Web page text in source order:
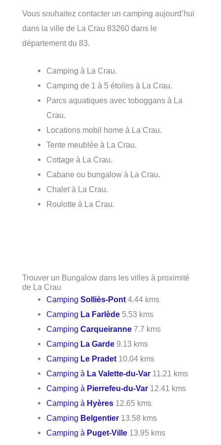
Vous souhaitez contacter un camping aujourd’hui
dans la ville de La Crau 83260 dans le
département du 83.
Camping à La Crau.
Camping de 1 à 5 étoiles à La Crau.
Parcs aquatiques avec toboggans à La
Crau.
Locations mobil home à La Crau.
Tente meublée à La Crau.
Cottage à La Crau.
Cabane ou bungalow à La Crau.
Chalet à La Crau.
Roulotte à La Crau.
Trouver un Bungalow dans les villes à proximité
de La Crau
CampingSolliès-Pont 4.44 kms
Camping La Farlède 5.53 kms
CampingCarqueiranne 7.7 kms
Camping La Garde 9.13 kms
Camping Le Pradet 10.04 kms
Camping à La Valette-du-Var 11.21 kms
Camping à Pierrefeu-du-Var 12.41 kms
Camping à Hyères 12.65 kms
Camping Belgentier 13.58 kms
Camping à Puget-Ville 13.95 kms